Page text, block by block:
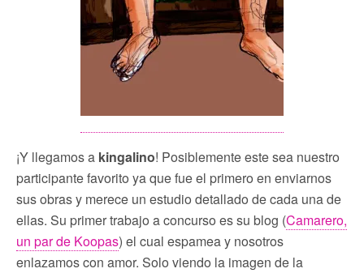
¡Y llegamos a kingalino! Posiblemente este sea nuestro
participante favorito ya que fue el primero en enviarnos
sus obras y merece un estudio detallado de cada una de
ellas. Su primer trabajo a concurso es su blog (Camarero,
un par de Koopas) el cual espamea y nosotros
enlazamos con amor. Solo viendo la imagen de la